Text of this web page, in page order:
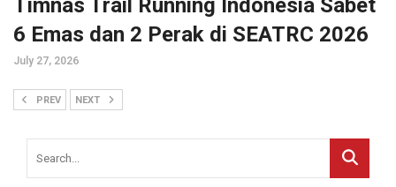
Timnas Trail Running Indonesia Sabet
6 Emas dan 2 Perak di SEATRC 2026
July 27, 2026
PREV NEXT